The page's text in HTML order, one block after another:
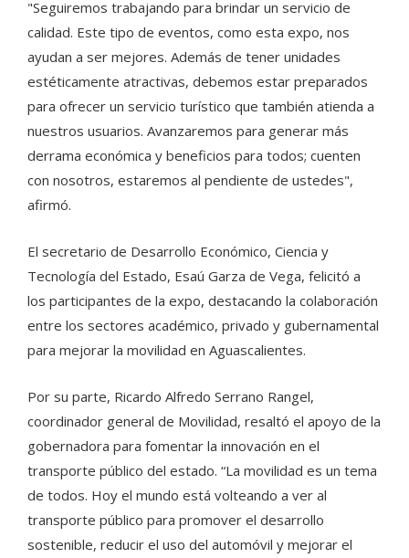
"Seguiremos trabajando para brindar un servicio de
calidad. Este tipo de eventos, como esta expo, nos
ayudan a ser mejores. Además de tener unidades
estéticamente atractivas, debemos estar preparados
para ofrecer un servicio turístico que también atienda a
nuestros usuarios. Avanzaremos para generar más
derrama económica y beneficios para todos; cuenten
con nosotros, estaremos al pendiente de ustedes",
afirmó.
El secretario de Desarrollo Económico, Ciencia y
Tecnología del Estado, Esaú Garza de Vega, felicitó a
los participantes de la expo, destacando la colaboración
entre los sectores académico, privado y gubernamental
para mejorar la movilidad en Aguascalientes.
Por su parte, Ricardo Alfredo Serrano Rangel,
coordinador general de Movilidad, resaltó el apoyo de la
gobernadora para fomentar la innovación en el
transporte público del estado. “La movilidad es un tema
de todos. Hoy el mundo está volteando a ver al
transporte público para promover el desarrollo
sostenible, reducir el uso del automóvil y mejorar el